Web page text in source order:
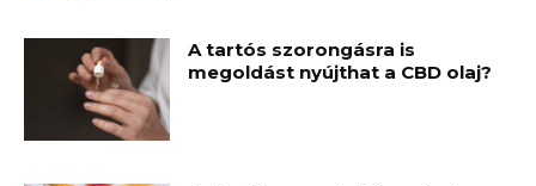
A tartós szorongásra is
megoldást nyújthat a CBD olaj?